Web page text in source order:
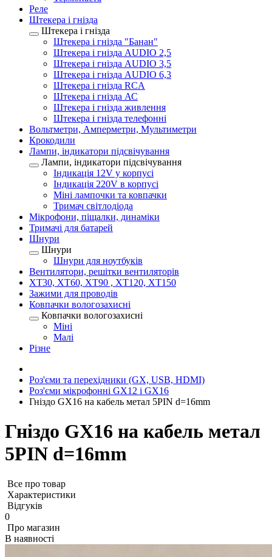
Реле
Штекера і гнізда
Штекера і гнізда
Штекера і гнізда "Банан"
Штекера і гнізда AUDIO 2,5
Штекера і гнізда AUDIO 3,5
Штекера і гнізда AUDIO 6,3
Штекера і гнізда RCA
Штекера і гнізда АС
Штекера і гнізда живлення
Штекера і гнізда телефонні
Вольтметри, Амперметри, Мультиметри
Крокодили
Лампи, індикатори підсвічування
Лампи, індикатори підсвічування
Індикація 12V у корпусі
Індикація 220V в корпусі
Міні лампочки та ковпачки
Тримач світлодіода
Мікрофони, піщалки, динаміки
Тримачі для батарей
Шнури
Шнури
Шнури для ноутбуків
Вентилятори, решітки вентиляторів
XT30, XT60, XT90 , XT120, XT150
Зажими для проводів
Ковпачки вологозахисні
Ковпачки вологозахисні
Міні
Малі
Різне
Роз'єми та перехідники (GX, USB, HDMI)
Роз'єми мікрофонні GX12 і GX16
Гніздо GX16 на кабель метал 5PIN d=16mm
Гніздо GX16 на кабель метал
5PIN d=16mm
Все про товар
Характеристики
Відгуків
0
Про магазин
В наявності